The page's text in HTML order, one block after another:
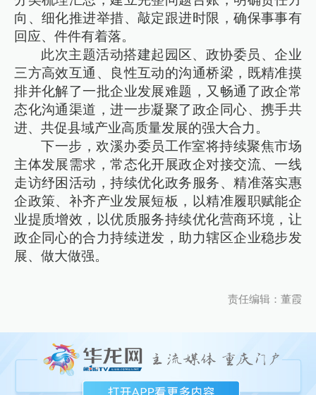
向、细化推进举措、敲定跟进时限，确保事事有
回应、件件有着落。
此次主题活动搭建起园区、政协委员、企业
三方高效互通、良性互动的沟通桥梁，既精准摸
排并化解了一批企业发展难题，又畅通了政企常
态化沟通渠道，进一步凝聚了政企同心、携手共
进、共促县域产业高质量发展的强大合力。
下一步，欢溪办委员工作室将持续聚焦市场
主体发展需求，常态化开展政企对接交流、一线
走访纾困活动，持续优化政务服务、精准落实惠
企政策、补齐产业发展短板，以精准履职赋能企
业提质增效，以优质服务持续优化营商环境，让
政企同心的合力持续迸发，助力辖区企业稳步发
展、做大做强。
责任编辑：董霞